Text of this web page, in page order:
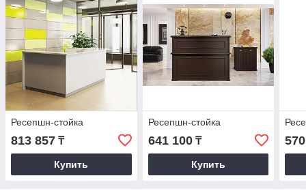
Ресепшн-стойка
813 857 ₸
Купить
Ресепшн-стойка
641 100₸
Купить